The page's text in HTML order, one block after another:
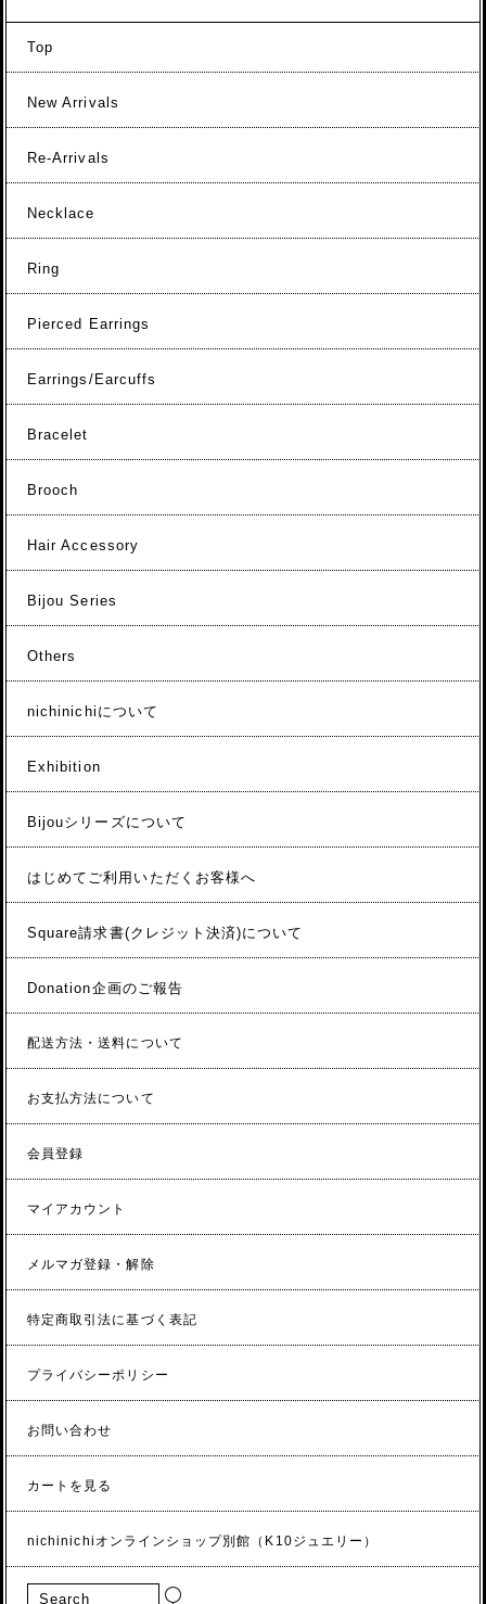
Top
New Arrivals
Re-Arrivals
Necklace
Ring
Pierced Earrings
Earrings/Earcuffs
Bracelet
Brooch
Hair Accessory
Bijou Series
Others
nichinichiについて
Exhibition
Bijouシリーズについて
はじめてご利用いただくお客様へ
Square請求書(クレジット決済)について
Donation企画のご報告
配送方法・送料について
お支払方法について
会員登録
マイアカウント
メルマガ登録・解除
特定商取引法に基づく表記
プライバシーポリシー
お問い合わせ
カートを見る
nichinichiオンラインショップ別館（K10ジュエリー）